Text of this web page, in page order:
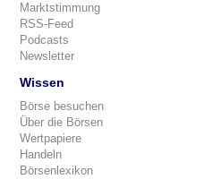
Marktstimmung
RSS-Feed
Podcasts
Newsletter
Wissen
Börse besuchen
Über die Börsen
Wertpapiere
Handeln
Börsenlexikon